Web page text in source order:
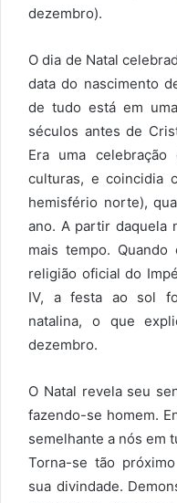
dezembro).
O dia de Natal
data do nascimento
de tudo está em
séculos antes de
Era uma
culturas, e coincidia
hemisfério norte),
ano. A partir daquela
mais tempo.
religião oficial do
IV, a festa ao sol
natalina, o que
dezembro.
O Natal revela seu
fazendo-se homem.
semelhante a nós em
Torna-se tão
sua divindade.